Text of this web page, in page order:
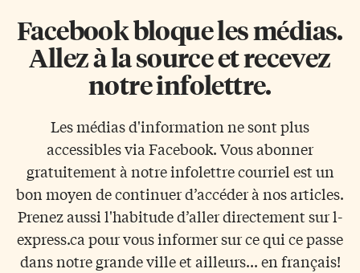
Facebook bloque les médias.
Allez à la source et recevez
notre infolettre.
Les médias d'information ne sont plus
accessibles via Facebook. Vous abonner
gratuitement à notre infolettre courriel est un
bon moyen de continuer d’accéder à nos articles.
Prenez aussi l'habitude d’aller directement sur l-
express.ca pour vous informer sur ce qui ce passe
dans notre grande ville et ailleurs... en français!